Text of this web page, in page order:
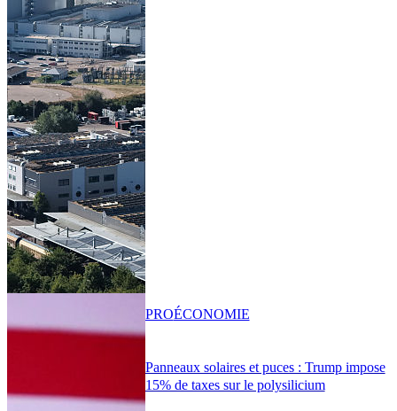
Panneaux solaires et puces : Trump impose
15% de taxes sur le polysilicium
PROÉCONOMIE